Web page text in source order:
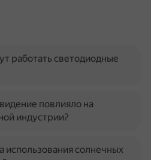
работать светодиодные
повлияло на
индустрии?
солнечных